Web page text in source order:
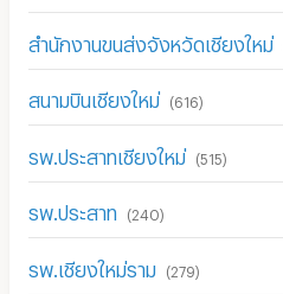
สำนักงานขนส่งจังหวัดเชียงใหม่
สนามบินเชียงใหม่ (616)
รพ.ประสาทเชียงใหม่ (515)
รพ.ประสาท (240)
รพ.เชียงใหม่ราม (279)